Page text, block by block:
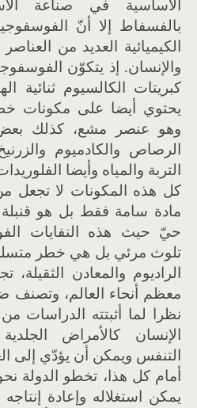
الأساسية في صناعة
بالفسفاط إلا أنّ
الكيميائية العديد من
والإنسان. إذ يتكوّن
وهو عنصر مشع، كذلك بعض
الرصاص والكادميوم
التربة والمياه وأيضا
كل هذه المكونات لا تجعل
مادة سامة فقط بل هو
حيّ حيث هذه النفايات
تلوث مرئي بل هي خطر
الراديوم والمعادن
معظم أنحاء العالم، وتصنف
نظرا لما أثبتته الدراسات
الإنسان كالأمراض
التنفس ويمكن أن يؤدّي إلى
أمام كل هذا، تخطو الدولة نحو
يمكن استغلاله وإعادة